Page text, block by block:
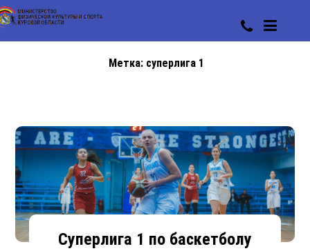
Метка: суперлига 1
Суперлига 1 по баскетболу